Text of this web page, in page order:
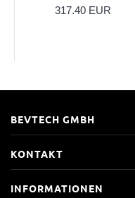
317.40 EUR
BEVTECH GMBH
KONTAKT
INFORMATIONEN